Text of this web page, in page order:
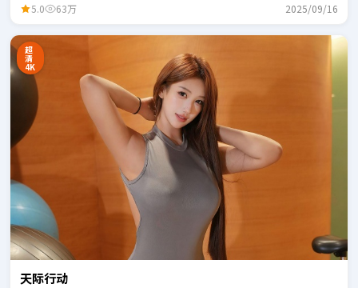
5.0 63万 2025/09/16
超
清
4K
天际行动